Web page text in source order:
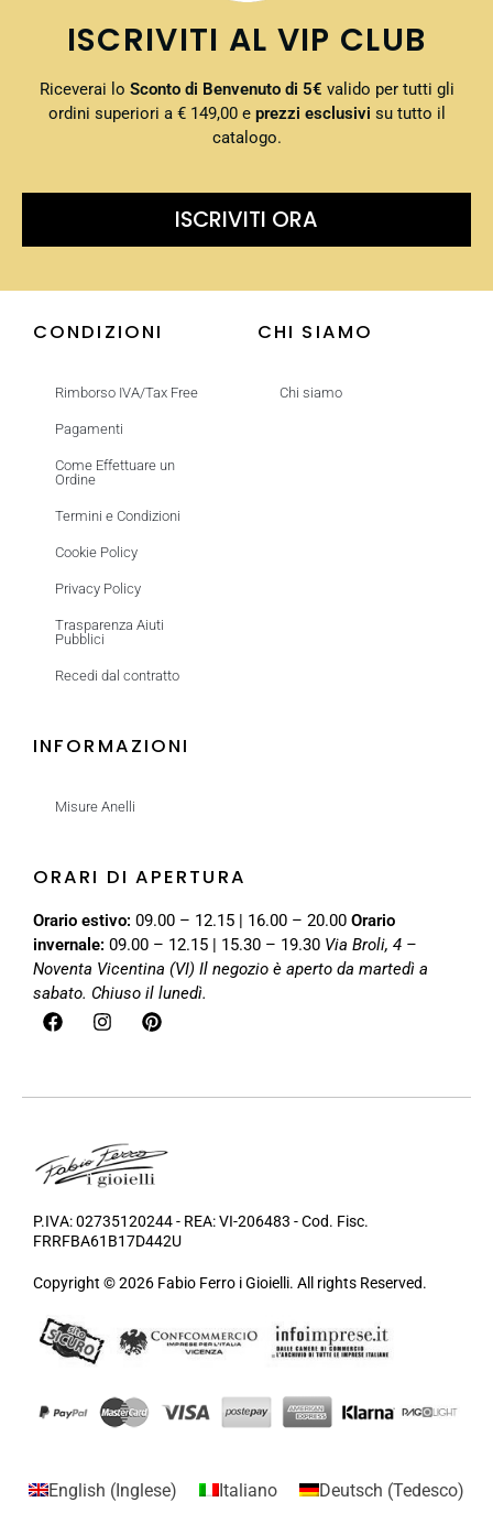
ISCRIVITI AL VIP CLUB
Riceverai lo Sconto di Benvenuto di 5€ valido per tutti gli
ordini superiori a € 149,00 e prezzi esclusivi su tutto il
catalogo.
ISCRIVITI ORA
CONDIZIONI
Rimborso IVA/Tax Free
Pagamenti
Come Effettuare un
Ordine
Termini e Condizioni
Cookie Policy
Privacy Policy
Trasparenza Aiuti
Pubblici
Recedi dal contratto
CHI SIAMO
Chi siamo
INFORMAZIONI
Misure Anelli
ORARI DI APERTURA
Orario estivo: 09.00 – 12.15 | 16.00 – 20.00 Orario
invernale: 09.00 – 12.15 | 15.30 – 19.30 Via Broli, 4 –
Noventa Vicentina (VI) Il negozio è aperto da martedì a
sabato. Chiuso il lunedì.
P.IVA: 02735120244 - REA: VI-206483 - Cod. Fisc.
FRRFBA61B17D442U
Copyright © 2026 Fabio Ferro i Gioielli. All rights Reserved.
English (Inglese) Italiano Deutsch (Tedesco)